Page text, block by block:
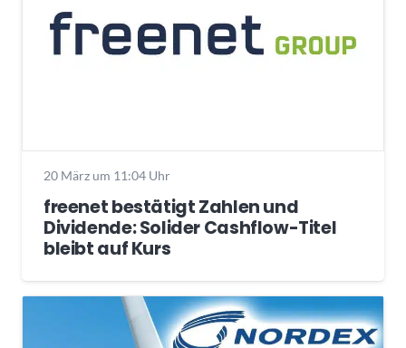
20 März um 11:04 Uhr
freenet bestätigt Zahlen und
Dividende: Solider Cashflow-Titel
bleibt auf Kurs